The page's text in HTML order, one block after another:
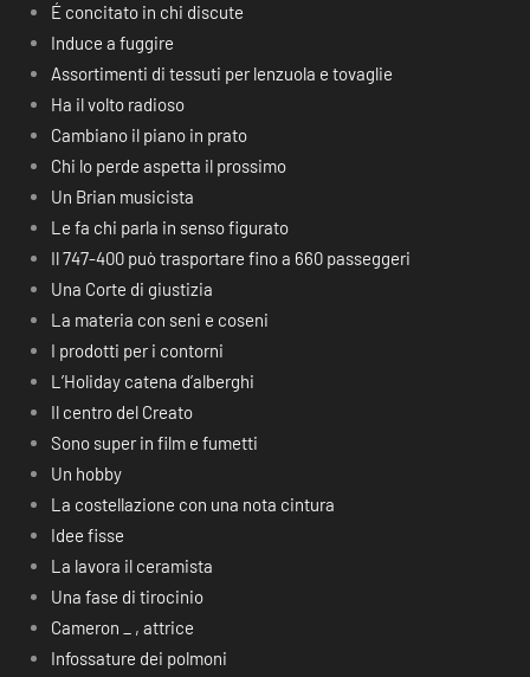
É concitato in chi discute
Induce a fuggire
Assortimenti di tessuti per lenzuola e tovaglie
Ha il volto radioso
Cambiano il piano in prato
Chi lo perde aspetta il prossimo
Un Brian musicista
Le fa chi parla in senso figurato
Il 747-400 può trasportare fino a 660 passeggeri
Una Corte di giustizia
La materia con seni e coseni
I prodotti per i contorni
L’Holiday catena d’alberghi
Il centro del Creato
Sono super in film e fumetti
Un hobby
La costellazione con una nota cintura
Idee fisse
La lavora il ceramista
Una fase di tirocinio
Cameron _ , attrice
Infossature dei polmoni